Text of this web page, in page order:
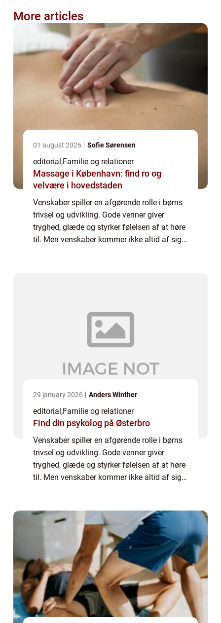
More articles
01 august 2026 Sofie Sørensen
editorial,Familie og relationer
Massage i København: find ro og
velvære i hovedstaden
Venskaber spiller en afgørende rolle i børns
trivsel og udvikling. Gode venner giver
tryghed, glæde og styrker følelsen af at høre
til. Men venskaber kommer ikke altid af sig
29 january 2026 Anders Winther
editorial,Familie og relationer
Find din psykolog på Østerbro
Venskaber spiller en afgørende rolle i børns
trivsel og udvikling. Gode venner giver
tryghed, glæde og styrker følelsen af at høre
til. Men venskaber kommer ikke altid af sig